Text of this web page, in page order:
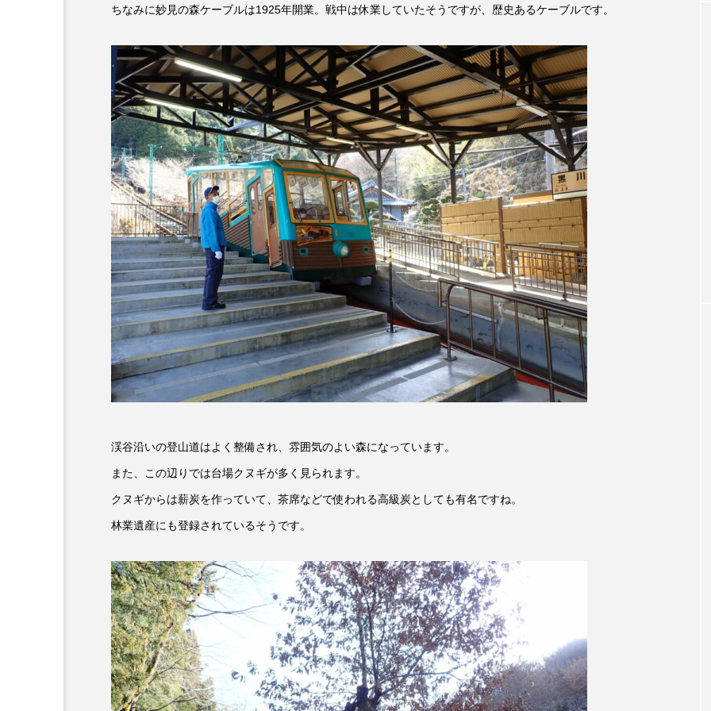
グリム童話の部屋 ケネス・ブラナー ゲスト コクヨ
サニーサイドブックス サリー サンキュー、チャック ザジフィルムズ
シム・ウンギョン シム・ヒョンソ シルヴィオ・ソルディーニ
ジェシカ・チャステイン ジェシー・バックリー ジオジオのかんむり
ジューン・スキップ ジョディ・フォスター ジョージア スイス
スカーレット・ヨハンソン スケルトン！のりもの編 スターキャットアルバトロス・フィル
スティーブン・キング スペイン映画 スペシャルナビゲーター
ソミーラ・リア・フッディン タイ映画 ダイヤモンド 私たちの衣装工房
ダミアーノ・ミキエレット チャイルド・フィルム チャップリン
ツォウ・シーチン ツーリストファミリー デュオ 1/2のピアニスト
トリデミー賞 トルコ ドイツ ドキュメンタリー
ナースコール ニーナ・イエ
バニーン・アハマド・ナーイフ
フェ
フラワータウン フラワータウン市民センター フラワータウン市民センターホール
フリーペーパー フレーベル館 ブノワ・ドゥローム
ブリジット・ジョーンズの日記 ブリッタ・テッケントラップ ブレーメンの町楽隊
ちなみに妙見の森ケーブルは1925年開業。戦中は休業していたそうですが、歴史あるケーブルです。
渓谷沿いの登山道はよく整備され、雰囲気のよい森になっています。
また、この辺りでは台場クヌギが多く見られます。
クヌギからは薪炭を作っていて、茶席などで使われる高級炭としても有名ですね。
林業遺産にも登録されているそうです。